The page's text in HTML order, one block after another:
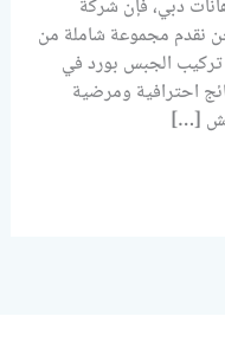
دبي، فإن شركة
نقدم مجموعة شاملة من
تركيب الجبس بورد في
احترافية ومرضية
[…]